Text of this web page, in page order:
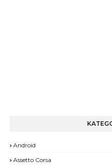
Android
Assetto Corsa